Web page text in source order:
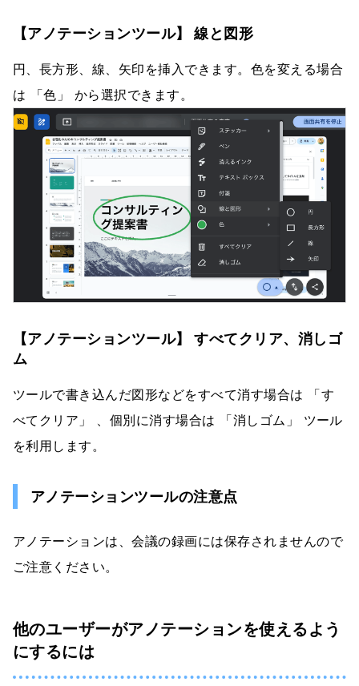
【アノテーションツール】 線と図形
円、長方形、線、矢印を挿入できます。色を変える場合
は 「色」 から選択できます。
【アノテーションツール】 すべてクリア、消しゴ
ム
ツールで書き込んだ図形などをすべて消す場合は 「す
べてクリア」 、個別に消す場合は 「消しゴム」 ツール
を利用します。
アノテーションツールの注意点
アノテーションは、会議の録画には保存されませんので
ご注意ください。
他のユーザーがアノテーションを使えるよう
にするには